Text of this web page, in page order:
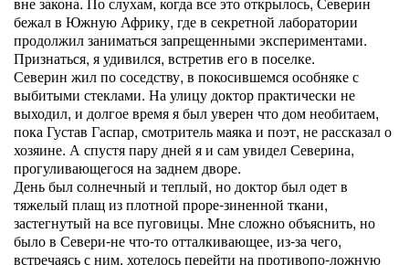
бежал в Южную Африку, где в секретной лаборатории
продолжил заниматься запрещенными экспериментами.
Признаться, я удивился, встретив его в поселке.
Северин жил по соседству, в покосившемся особняке с
выбитыми стеклами. На улицу доктор практически не
выходил, и долгое время я был уверен что дом необитаем,
пока Густав Гаспар, смотритель маяка и поэт, не рассказал о
хозяине. А спустя пару дней я и сам увидел Северина,
прогуливающегося на заднем дворе.
День был солнечный и теплый, но доктор был одет в
тяжелый плащ из плотной проре-зиненной ткани,
застегнутый на все пуговицы. Мне сложно объяснить, но
было в Севери-не что-то отталкивающее, из-за чего,
встречаясь с ним, хотелось перейти на противопо-ложную